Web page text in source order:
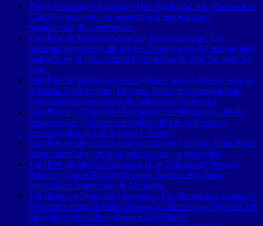
Vía (Contrapunto| Agencias) Han Salido del aire 46 emisoras:
CNP Fija posición con respecto a la renovación o
reasignación de concesiones
Vía (Red de Medios | Agencias) Nueva Esparta | Los
Informa2 estuvieron allí: El 1er Congreso del Ají margariteño
realizado en la Universidad Corporativa de Sigo fue todo un
éxito
Vía (Red de Medios | Agencias) En el marco del mes rosa en
el World Trade Center | Dictarán Taller de Automaquillaje
para pacientes con cáncer de mama este viernes 14
Vía (Banca y Negocios | Agencias) Continúan jornadas de
recuperación | Gobierno actualizó cifra de fallecidos y
desaparecidos en Las Tejerías (+Video)
Vía (Red de Medios | Agencias) Covers y fusión: Luna Blues
Band veinte años de buen blues hecho en Venezuela
Vía (Red de Medios | Agencias) Los “Informa2” Beverly
Bracho y Carlos Romero visitaron la sede del Centro
Venezolano Americano de Margarita
Vía (Banca y Negocios | Agencias) Las últimas dos semanas |
Venezuela suma 18 fallecidos por las lluvias y se registran 120
municipios afectados informan autoridades